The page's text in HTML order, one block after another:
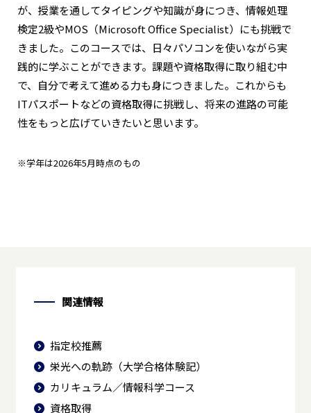
が、授業を通してタイピングや知識が身につき、情報処理
検定2級やMOS（Microsoft Office Specialist）にも挑戦で
きました。このコースでは、日々パソコンを使いながら実
践的に学ぶことができます。課題や資格取得に取り組む中
で、自分で考えて進める力も身につきました。これからも
ITパスポートなどの資格取得に挑戦し、将来の進路の可能
性をもっと広げていきたいと思います。
※学年は2026年5月時点のもの
関連情報
指定校推薦
栄光への軌跡（大学合格体験記）
カリキュラム／情報科学コース
資格取得